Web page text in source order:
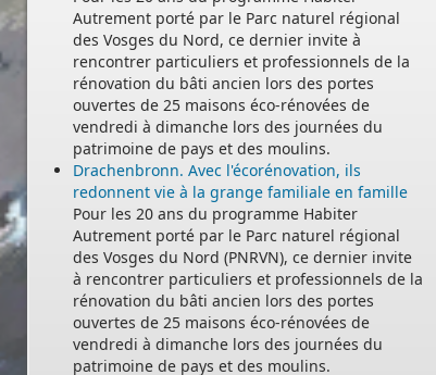
Autrement porté par le Parc naturel régional
des Vosges du Nord, ce dernier invite à
rencontrer particuliers et professionnels de la
rénovation du bâti ancien lors des portes
ouvertes de 25 maisons éco-rénovées de
vendredi à dimanche lors des journées du
patrimoine de pays et des moulins.
Drachenbronn. Avec l'écorénovation, ils
redonnent vie à la grange familiale en famille
Pour les 20 ans du programme Habiter
Autrement porté par le Parc naturel régional
des Vosges du Nord (PNRVN), ce dernier invite
à rencontrer particuliers et professionnels de la
rénovation du bâti ancien lors des portes
ouvertes de 25 maisons éco-rénovées de
vendredi à dimanche lors des journées du
patrimoine de pays et des moulins.